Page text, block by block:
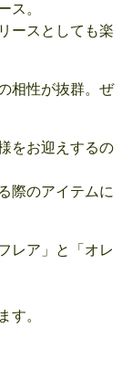
ス。
ースとしても楽
相性が抜群。ぜ
をお迎えするの
際のアイテムに
レア」と「オレ
す。